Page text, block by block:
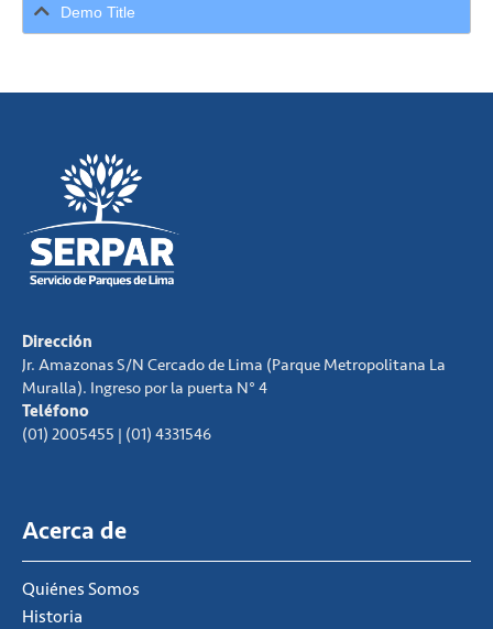
Demo Title
Dirección
Jr. Amazonas S/N Cercado de Lima (Parque Metropolitana La
Muralla). Ingreso por la puerta N° 4
Teléfono
(01) 2005455 | (01) 4331546
Acerca de
Quiénes Somos
Historia